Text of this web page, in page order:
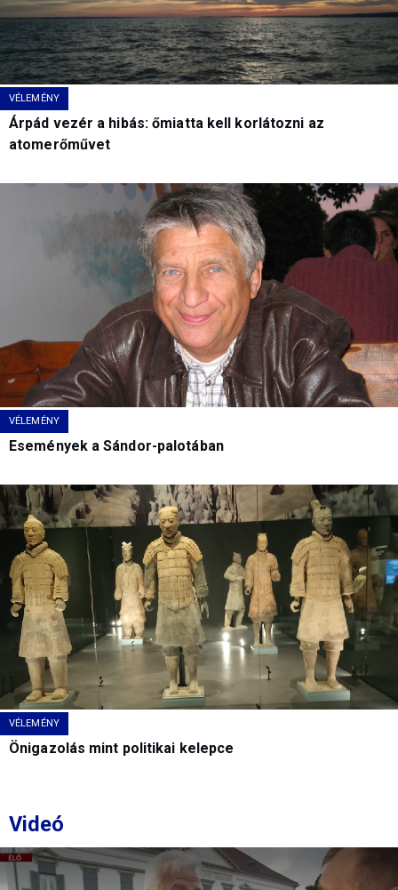
VÉLEMÉNY
Árpád vezér a hibás: őmiatta kell korlátozni az
atomerőművet
VÉLEMÉNY
Események a Sándor-palotában
VÉLEMÉNY
Önigazolás mint politikai kelepce
Videó